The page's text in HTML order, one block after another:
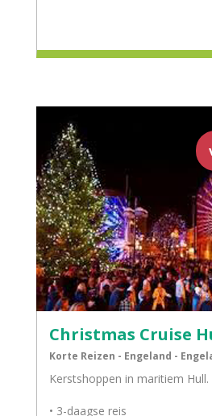
Christmas Cruise
Korte Reizen - Engeland -
Kerstshoppen in maritiem Hull.
• 3-daagse reis